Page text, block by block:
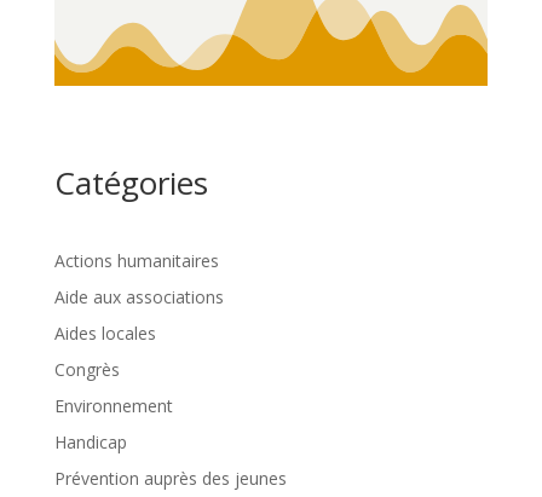
Catégories
Actions humanitaires
Aide aux associations
Aides locales
Congrès
Environnement
Handicap
Prévention auprès des jeunes